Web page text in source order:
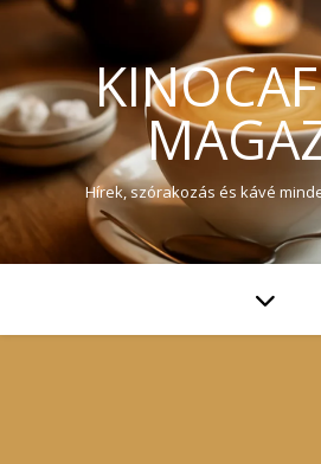
Hírek, szórakozás és kávé